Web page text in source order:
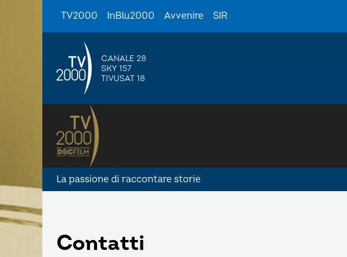
TV2000 InBlu2000 Avvenire SIR
CANALE 28
SKY 157
TIVUSAT 18
La passione di raccontare storie
Contatti